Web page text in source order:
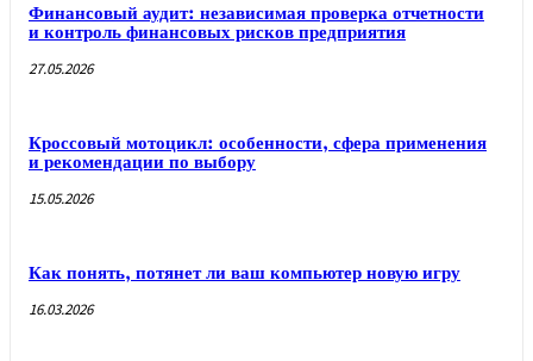
Финансовый аудит: независимая проверка отчетности
и контроль финансовых рисков предприятия
27.05.2026
Кроссовый мотоцикл: особенности, сфера применения
и рекомендации по выбору
15.05.2026
Как понять, потянет ли ваш компьютер новую игру
16.03.2026